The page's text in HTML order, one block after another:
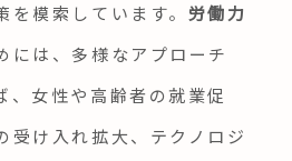
模索しています。 労働力
には、多様なアプローチ
、女性や高齢者の就業促
受け入れ拡大、テクノロジ